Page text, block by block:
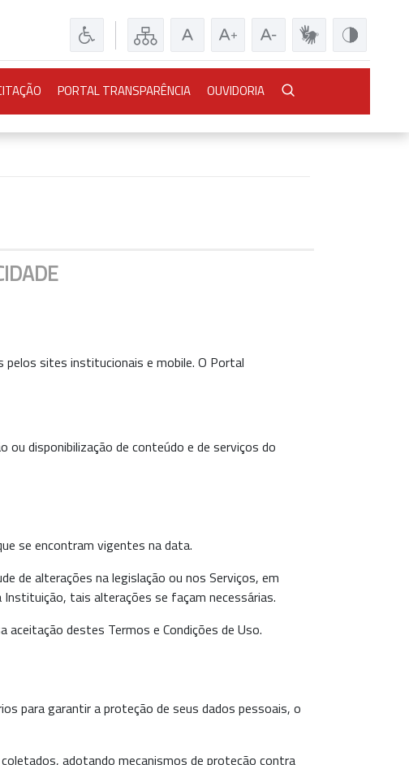
PORTAL TRANSPARÊNCIA OUVIDORIA
pelos sites institucionais e mobile. O Portal
disponibilização de conteúdo e de serviços do
se encontram vigentes na data.
de alterações na legislação ou nos Serviços, em
tais alterações se façam necessárias.
aceitação destes Termos e Condições de Uso.
para garantir a proteção de seus dados pessoais, o
adotando mecanismos de proteção contra